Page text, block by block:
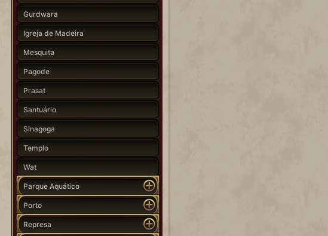
Gurdwara
Igreja de Madeira
Mesquita
Pagode
Prasat
Santuário
Sinagoga
Templo
Wat
Parque Aquático
Porto
Represa